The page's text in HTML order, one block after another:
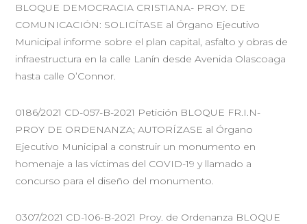
BLOQUE DEMOCRACIA CRISTIANA- PROY. DE
COMUNICACIÓN: SOLICÍTASE al Órgano Ejecutivo
Municipal informe sobre el plan capital, asfalto y obras de
infraestructura en la calle Lanín desde Avenida Olascoaga
hasta calle O’Connor.
0186/2021 CD-057-B-2021 Petición BLOQUE FR.I.N-
PROY DE ORDENANZA; AUTORÍZASE al Órgano
Ejecutivo Municipal a construir un monumento en
homenaje a las víctimas del COVID-19 y llamado a
concurso para el diseño del monumento.
0307/2021 CD-106-B-2021 Proy. de Ordenanza BLOQUE